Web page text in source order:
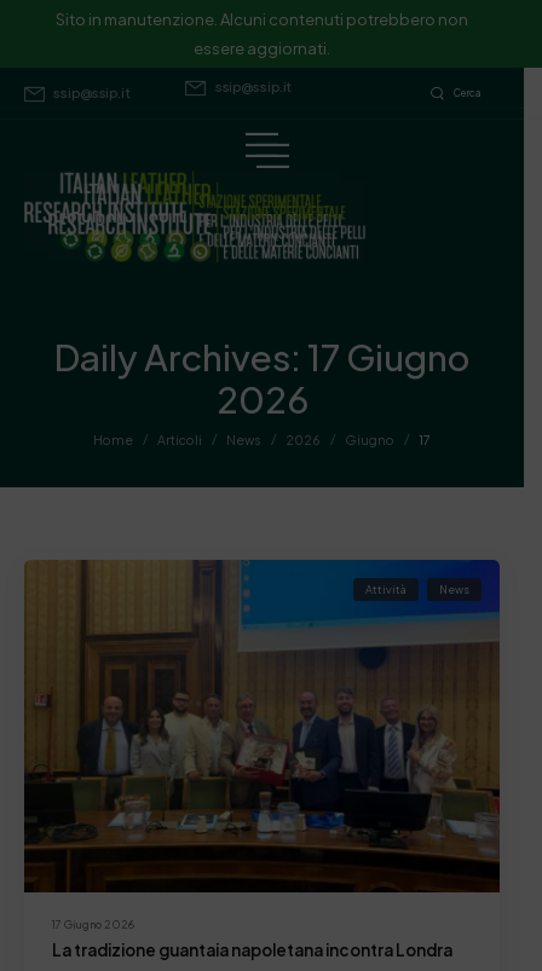
Sito in manutenzione. Alcuni contenuti potrebbero non
essere aggiornati.
ssip@ssip.it Cerca
Sito in manutenzione. Alcuni contenuti potrebbero non essere
aggiornati.
ssip@ssip.it
Daily Archives: 17 Giugno
2026
Home / Articoli / News / 2026 / Giugno / 17
17 Giugno 2026
Attività News
La tradizione guantaia napoletana incontra Londra